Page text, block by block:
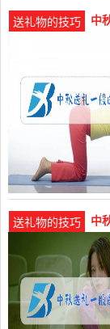
送礼物的技巧 中
送礼物的技巧 中